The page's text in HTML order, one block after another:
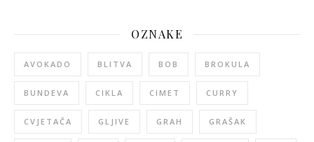
OZNAKE
AVOKADO BLITVA BOB BROKULA
BUNDEVA CIKLA CIMET CURRY
CVJETAČA GLJIVE GRAH GRAŠAK